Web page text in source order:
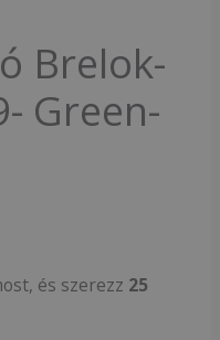
Brelok-
Green-
és szerezz 25